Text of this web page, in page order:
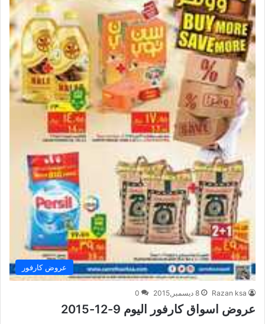
عروض كارفور
Razan ksa 8 ديسمبر,2015 0
عروض اسواق كارفور اليوم 9-12-2015